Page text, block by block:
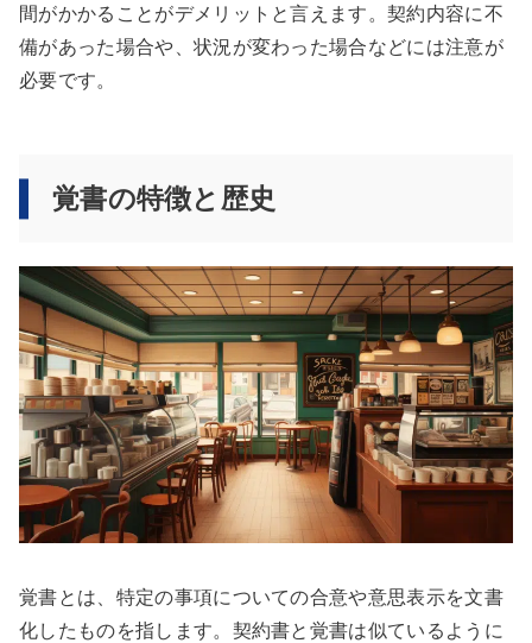
間がかかることがデメリットと言えます。契約内容に不
備があった場合や、状況が変わった場合などには注意が
必要です。
覚書の特徴と歴史
覚書とは、特定の事項についての合意や意思表示を文書
化したものを指します。契約書と覚書は似ているように